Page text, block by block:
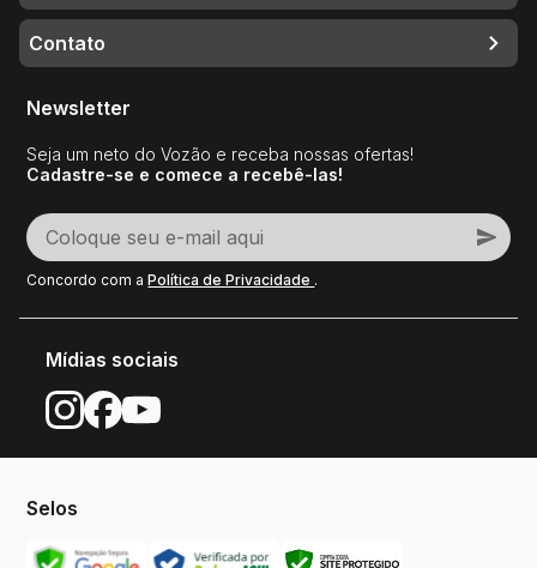
Contato
Newsletter
Seja um neto do Vozão e receba nossas ofertas!
Cadastre-se e comece a recebê-las!
Concordo com aPolítica de Privacidade .
Mídias sociais
Selos